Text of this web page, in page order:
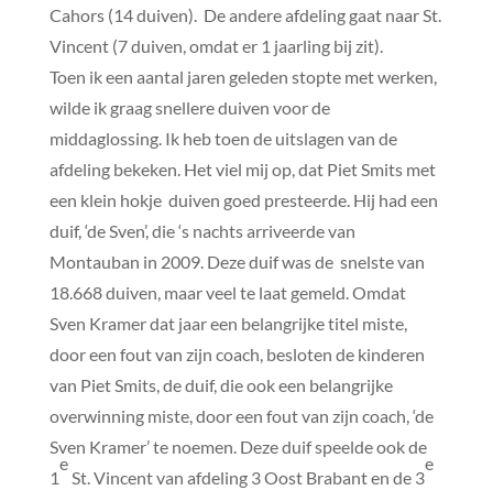
Cahors (14 duiven). De andere afdeling gaat naar St.
Vincent (7 duiven, omdat er 1 jaarling bij zit).
Toen ik een aantal jaren geleden stopte met werken,
wilde ik graag snellere duiven voor de
middaglossing. Ik heb toen de uitslagen van de
afdeling bekeken. Het viel mij op, dat Piet Smits met
een klein hokje duiven goed presteerde. Hij had een
duif, ‘de Sven’, die ‘s nachts arriveerde van
Montauban in 2009. Deze duif was de snelste van
18.668 duiven, maar veel te laat gemeld. Omdat
Sven Kramer dat jaar een belangrijke titel miste,
door een fout van zijn coach, besloten de kinderen
van Piet Smits, de duif, die ook een belangrijke
overwinning miste, door een fout van zijn coach, ‘de
Sven Kramer’ te noemen. Deze duif speelde ook de
1
e
St. Vincent van afdeling 3 Oost Brabant en de 3
e